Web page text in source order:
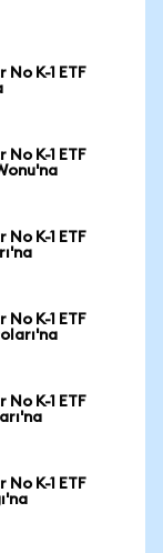
K-1 ETF
K-1 ETF
K-1 ETF
K-1 ETF
K-1 ETF
K-1 ETF